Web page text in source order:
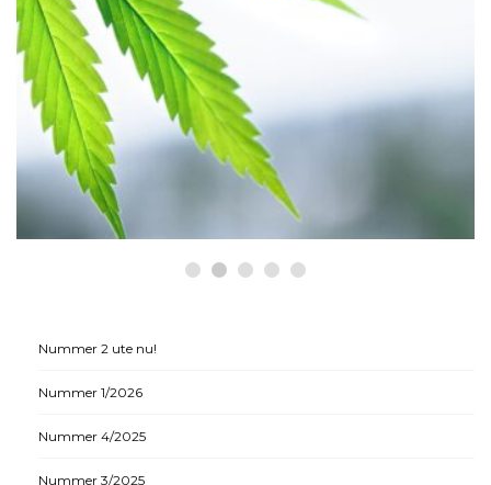
HÄLSA
Historiska beslut som gynnar
medicinsk cannabis
Nummer 2 ute nu!
Nummer 1/2026
Nummer 4/2025
Nummer 3/2025